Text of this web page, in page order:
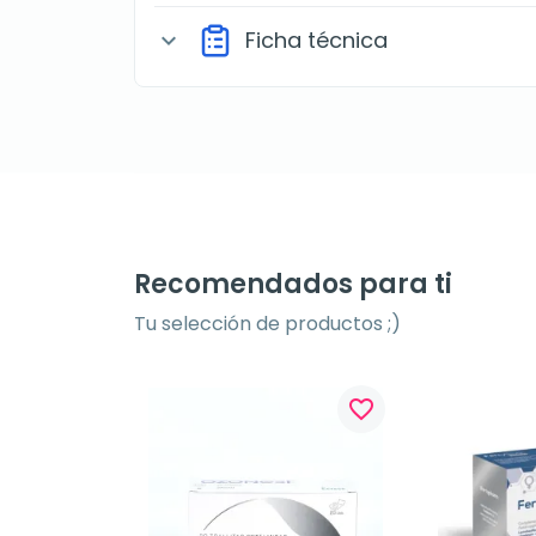
expand_more Ficha técnica
Recomendados para ti
Tu selección de productos ;)
favorite_border